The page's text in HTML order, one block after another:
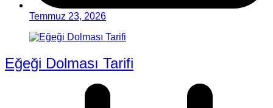
Temmuz 23, 2026
Eğeği Dolması Tarifi